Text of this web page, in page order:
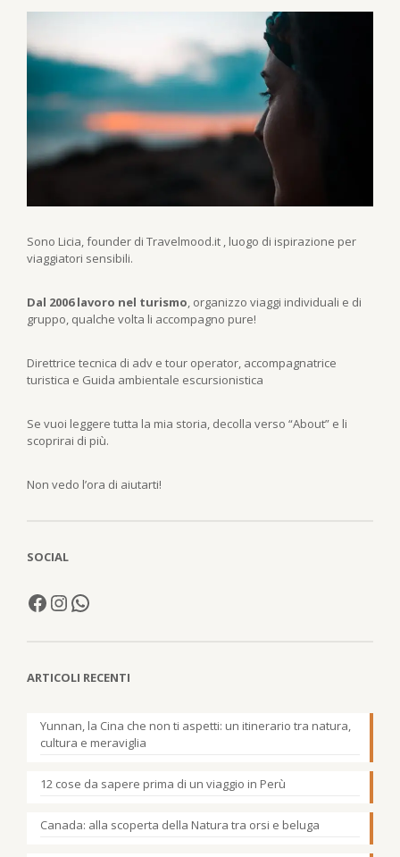
Sono Licia, founder di Travelmood.it , luogo di ispirazione per
viaggiatori sensibili.
Dal 2006 lavoro nel turismo, organizzo viaggi individuali e di
gruppo, qualche volta li accompagno pure!
Direttrice tecnica di adv e tour operator, accompagnatrice
turistica e Guida ambientale escursionistica
Se vuoi leggere tutta la mia storia, decolla verso “About” e li
scoprirai di più.
Non vedo l’ora di aiutarti!
SOCIAL
ARTICOLI RECENTI
Yunnan, la Cina che non ti aspetti: un itinerario tra natura,
cultura e meraviglia
12 cose da sapere prima di un viaggio in Perù
Canada: alla scoperta della Natura tra orsi e beluga